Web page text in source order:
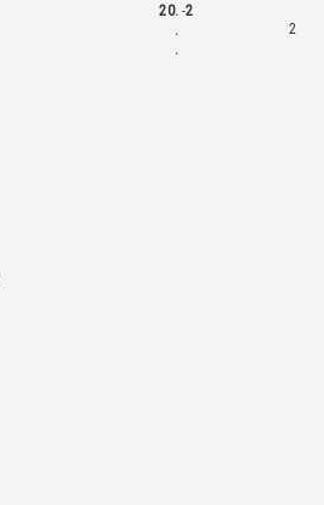
20.-2
.
.
2